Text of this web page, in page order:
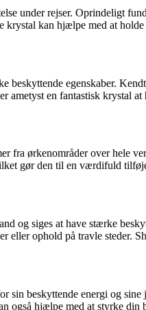
under rejser. Oprindeligt
kan hjælpe med at
beskyttende egenskaber.
en fantastisk krystal
fra ørkenområder over hele
gør den til en værdifuld
og siges at have stærke
ophold på travle steder.
sin beskyttende energi og
også hjælpe med at styrke